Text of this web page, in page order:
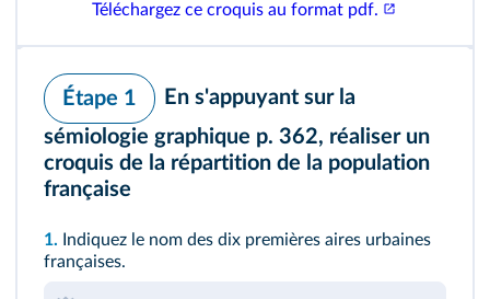
Téléchargez ce croquis au format pdf.
Étape 1
En s'appuyant sur la
sémiologie graphique p. 362, réaliser un
croquis de la répartition de la population
française
1.
Indiquez le nom des dix premières aires urbaines
françaises.